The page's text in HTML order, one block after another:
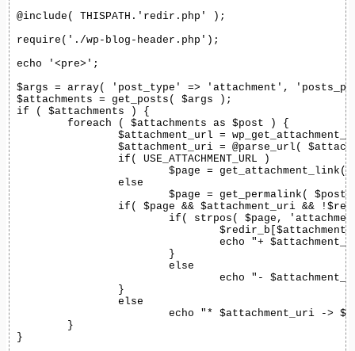
@include( THISPATH.'redir.php' );
require('./wp-blog-header.php');
echo '<pre>';
$args = array( 'post_type' => 'attachment',
$attachments = get_posts( $args );
if ( $attachments ) {
}